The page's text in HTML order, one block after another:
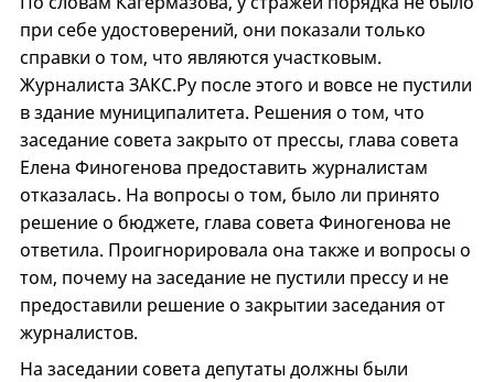
при себе удостоверений, они показали только
справки о том, что являются участковым.
Журналиста ЗАКС.Ру после этого и вовсе не пустили
в здание муниципалитета. Решения о том, что
заседание совета закрыто от прессы, глава совета
Елена Финогенова предоставить журналистам
отказалась. На вопросы о том, было ли принято
решение о бюджете, глава совета Финогенова не
ответила. Проигнорировала она также и вопросы о
том, почему на заседание не пустили прессу и не
предоставили решение о закрытии заседания от
журналистов.
На заседании совета депутаты должны были